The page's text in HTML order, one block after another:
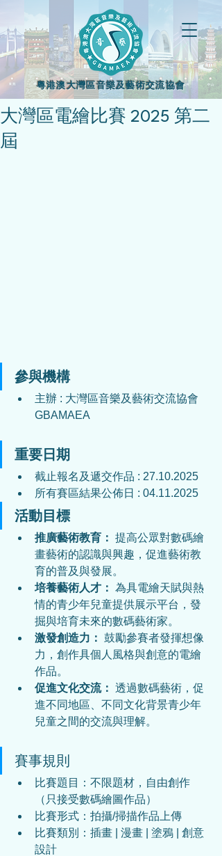
粵港澳大灣區音樂及藝術交流協會
大灣區電繪比賽 2025 第二
屆
參與機構
主辦 : 大灣區音樂及藝術交流協會
GBAMAEA
重要日期
截止報名及遞交作品 : 27.10.2025
所有賽區結果公佈日 : 04.11.2025
活動目標
推廣藝術教育： 提高公眾對數碼繪
畫藝術的認識與興趣，促進藝術教
育的普及與發展。
培養藝術人才： 為具電繪天賦與熱
情的青少年兒童提供展示平台，發
掘與培育未來的數碼藝術家。
激發創造力： 鼓勵參賽者發揮想像
力，創作具個人風格與創意的電繪
作品。
促進文化交流： 透過數碼藝術，促
進不同地區、不同文化背景青少年
兒童之間的交流與理解。
賽事規則
比賽題目： 不限題材，自由創作
（只接受數碼繪圖作品）
比賽形式：拍攝/掃描作品上傳
比賽類別： 插畫 | 漫畫 | 塗鴉 | 創意
設計